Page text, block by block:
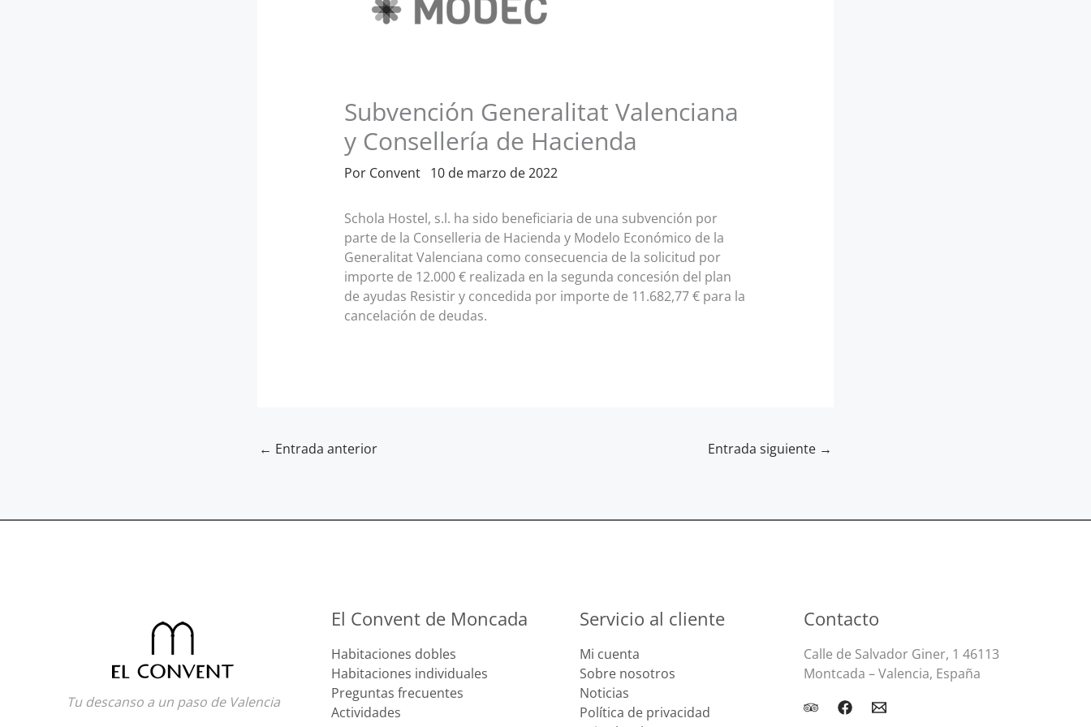
Subvención Generalitat Valenciana
y Consellería de Hacienda
Por Convent 10 de marzo de 2022
Schola Hostel, s.l. ha sido beneficiaria de una subvención por
parte de la Conselleria de Hacienda y Modelo Económico de la
Generalitat Valenciana como consecuencia de la solicitud por
importe de 12.000 € realizada en la segunda concesión del plan
de ayudas Resistir y concedida por importe de 11.682,77 € para la
cancelación de deudas.
← Entrada anterior Entrada siguiente →
Tu descanso a un paso de Valencia
El Convent de Moncada
Habitaciones dobles
Habitaciones individuales
Preguntas frecuentes
Actividades
Servicio al cliente
Mi cuenta
Sobre nosotros
Noticias
Política de privacidad
Contacto
Calle de Salvador Giner, 1 46113
Montcada – Valencia, España